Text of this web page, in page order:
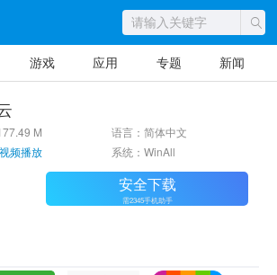
游戏 应用 专题 新闻
M
语言：简体中文
视频播放 系统：WinAll
安全下载
需2345手机助手